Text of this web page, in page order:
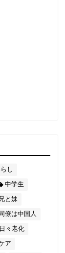
し
中学生
兄と妹
同僚は中国人
日々老化
ア